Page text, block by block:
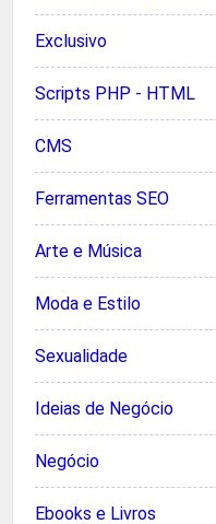
Exclusivo
Scripts PHP - HTML
CMS
Ferramentas SEO
Arte e Música
Moda e Estilo
Sexualidade
Ideias de Negócio
Negócio
Ebooks e Livros